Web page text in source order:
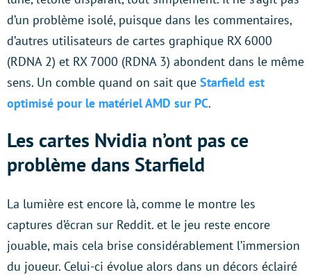
d’un problème isolé, puisque dans les commentaires,
d’autres utilisateurs de cartes graphique RX 6000
(RDNA 2) et RX 7000 (RDNA 3) abondent dans le même
sens. Un comble quand on sait que Starfield est
optimisé pour le matériel AMD sur PC.
Les cartes Nvidia n’ont pas ce
problème dans Starfield
La lumière est encore là, comme le montre les
captures d’écran sur Reddit. et le jeu reste encore
jouable, mais cela brise considérablement l’immersion
du joueur. Celui-ci évolue alors dans un décors éclairé